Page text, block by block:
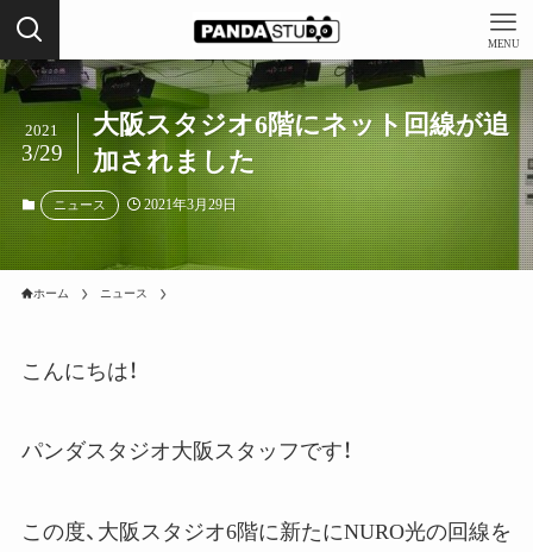
MENU
大阪スタジオ6階にネット回線が追
加されました
2021
3/29
ニュース 2021年3月29日
ホーム ニュース
こんにちは！
パンダスタジオ大阪スタッフです！
この度、大阪スタジオ6階に新たにNURO光の回線を